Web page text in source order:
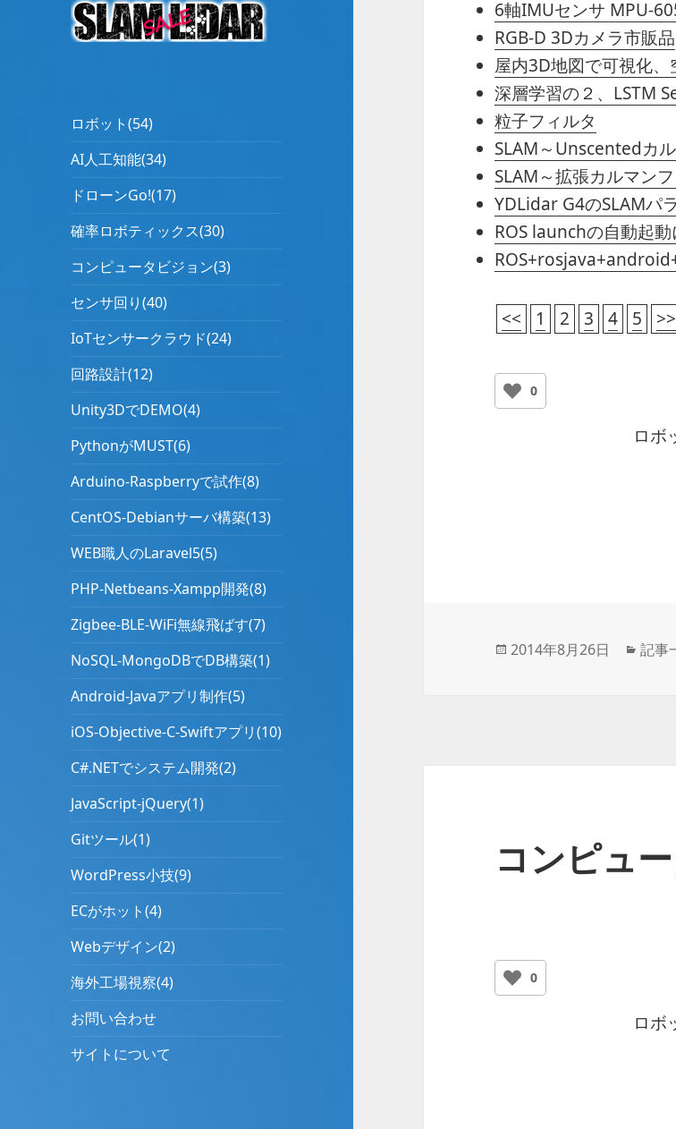
ロボット(54)
AI人工知能(34)
ドローンGo!(17)
確率ロボティックス(30)
コンピュータビジョン(3)
センサ回り(40)
IoTセンサークラウド(24)
回路設計(12)
Unity3DでDEMO(4)
PythonがMUST(6)
Arduino-Raspberryで試作(8)
CentOS-Debianサーバ構築(13)
WEB職人のLaravel5(5)
PHP-Netbeans-Xampp開発(8)
Zigbee-BLE-WiFi無線飛ばす(7)
NoSQL-MongoDBでDB構築(1)
Android-Javaアプリ制作(5)
iOS-Objective-C-Swiftアプリ(10)
C#.NETでシステム開発(2)
JavaScript-jQuery(1)
Gitツール(1)
WordPress小技(9)
ECがホット(4)
Webデザイン(2)
海外工場視察(4)
お問い合わせ
サイトについて
6軸IMUセンサ MPU-
RGB-D 3Dカメラ市販品
屋内3D地図で可視化
深層学習の２、LSTM
粒子フィルタ
SLAM～Unscentedカ
SLAM～拡張カルマン
YDLidar G4のSLAMパ
ROS launchの自動起動
<< 1 2 3 4 5 >>
0
ロボ
投
2014年8月26日
カ
記事
コンピュ
0
ロボ